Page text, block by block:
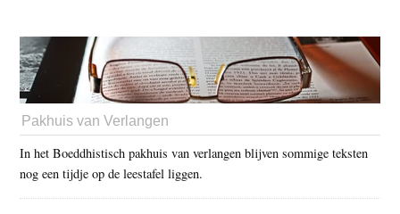
Pakhuis van Verlangen
In het Boeddhistisch pakhuis van verlangen blijven sommige teksten
nog een tijdje op de leestafel liggen.